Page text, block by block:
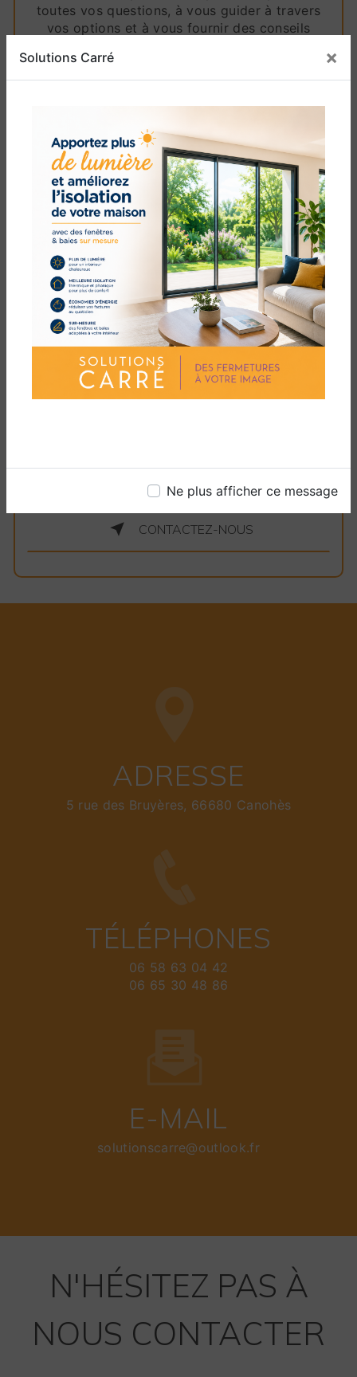
Solutions Carré ×
Ne plus afficher ce message
toutes vos questions, à vous guider à travers
vos options et à vous fournir des conseils
concernant vos fenêtres fenêtre alu PVC.
vos besoins en fenêtre alu PVC à Canohès,
vous optez pour l'excellence et l'engagement
envers la qualité. Nous sommes fiers de notre
héritage de travail exceptionnel dans la région
de Toulouges et avons hâte de contribuer à la
beauté, à la fonctionnalité et à la valeur de
votre espace avec nos fenêtres fenêtre alu
PVC.
Ne compromettez pas sur la qualité et la
performance. Optez pour les fenêtres fenêtre
alu PVC de Solutions Carré et découvrez la
différence que des matériaux de premier choix
et un savoir-faire supérieur peuvent apporter à
votre projet de menuiserie. Contactez-nous dès
aujourd'hui pour en savoir plus et pour
commencer à planifier votre prochaine
installation de fenêtres à Canohès.
CONTACTEZ-NOUS
ADRESSE
5 rue des Bruyères, 66680 Canohès
TÉLÉPHONES
06 58 63 04 42
06 65 30 48 86
E-MAIL
solutionscarre@outlook.fr
N'HÉSITEZ PAS À
NOUS CONTACTER